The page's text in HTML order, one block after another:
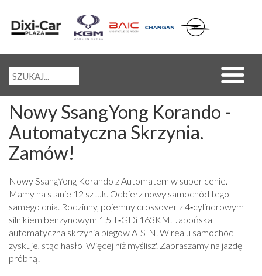
Nowy SsangYong Korando -
Automatyczna Skrzynia.
Zamów!
Nowy SsangYong Korando z Automatem w super cenie.
Mamy na stanie 12 sztuk. Odbierz nowy samochód tego
samego dnia. Rodzinny, pojemny crossover z 4‑cylindrowym
silnikiem benzynowym 1.5 T‑GDi 163KM. Japońska
automatyczna skrzynia biegów AISIN. W realu samochód
zyskuje, stąd hasło 'Więcej niż myślisz'. Zapraszamy na jazdę
próbną!